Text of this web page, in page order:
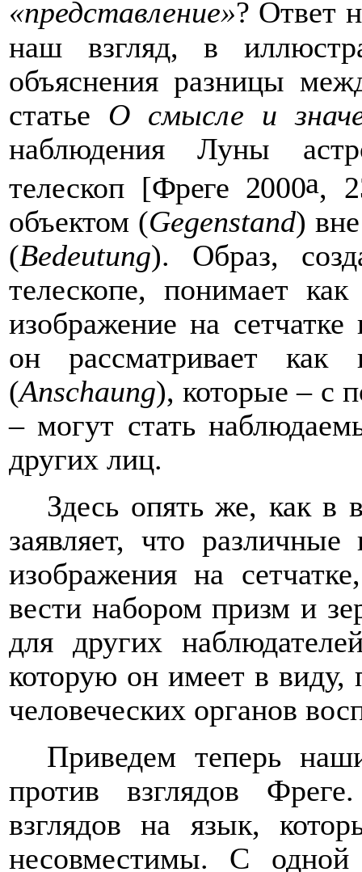
«представление»? Ответ
наш взгляд, в
объяснения разницы
статье О смысле и
наблюдения Луны
телескоп [Фреге 2000a,
объектом (Gegenstand)
(Bedeutung). Образ,
телескопе, понимает
изображение на
он рассматривает как
(Anschaung), которые – с
– могут стать
других лиц.
Здесь опять же, как в
заявляет, что
изображения на
вести набором призм и
для других
которую он имеет в виду,
человеческих органов
Приведем теперь
против взглядов
взглядов на язык,
несовместимы. C